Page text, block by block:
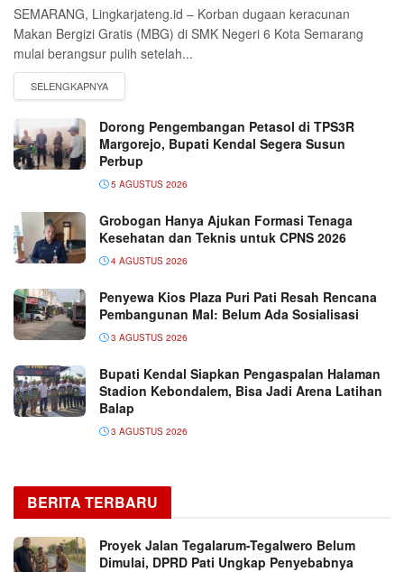
SEMARANG, Lingkarjateng.id – Korban dugaan keracunan
Makan Bergizi Gratis (MBG) di SMK Negeri 6 Kota Semarang
mulai berangsur pulih setelah...
Dorong Pengembangan Petasol di TPS3R
Margorejo, Bupati Kendal Segera Susun
Perbup
5 AGUSTUS 2026
Grobogan Hanya Ajukan Formasi Tenaga
Kesehatan dan Teknis untuk CPNS 2026
4 AGUSTUS 2026
Penyewa Kios Plaza Puri Pati Resah Rencana
Pembangunan Mal: Belum Ada Sosialisasi
3 AGUSTUS 2026
Bupati Kendal Siapkan Pengaspalan Halaman
Stadion Kebondalem, Bisa Jadi Arena Latihan
Balap
3 AGUSTUS 2026
BERITA TERBARU
Proyek Jalan Tegalarum-Tegalwero Belum
Dimulai, DPRD Pati Ungkap Penyebabnya